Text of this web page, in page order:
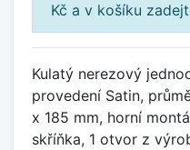
Kč a v košíku
Kulatý nerezový
provedení Satin,
x 185 mm, horní
skříňka, 1 otvor z